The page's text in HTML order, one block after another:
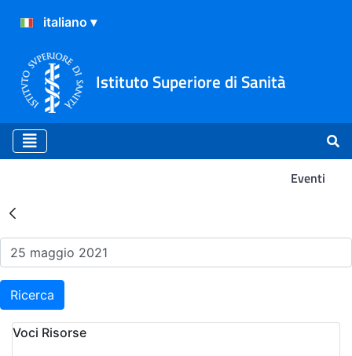
Istituto Superiore di Sanità
Eventi
Risultati della Ricerca -
Ricerca
Voci Risorse